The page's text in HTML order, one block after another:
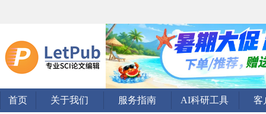
首页 关于我们 服务指南 AI科研工具 客